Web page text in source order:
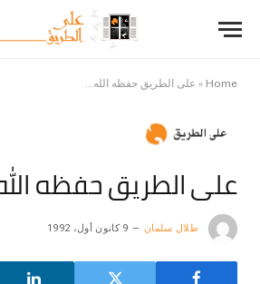
Home
» على الطريق حفظه الله…
على الطريق حفظه
طلال سلمان 9 كانون أول، 1992